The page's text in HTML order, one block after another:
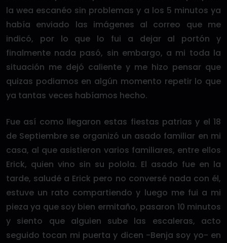
la wea escanéo sin problemas y a los 5 minutos ya
había enviado las imágenes al correo que me
indicó, por lo que lo fui a dejar al portón y
finalmente nada pasó, sin embargo, a mi toda la
situación me dejó caliente y me hizo pensar que
quizas podiamos en algún momento repetir lo que
ya tantas veces habíamos hecho.
Fue así como llegaron estas fiestas patrias y el 18
de Septiembre se organizó un asado familiar en mi
casa, al que asistieron varios familiares, entre ellos
Erick, quien vino sin su polola. El asado fue en la
tarde, saludé a Erick pero no conversé nada con él,
estuve un rato compartiendo y luego me fui a mi
pieza ya que soy bien ermitaño, pasaron 10 minutos
y siento que alguien sube las escaleras, acto
seguido tocan mi puerta y dicen -Benja soy yo- en